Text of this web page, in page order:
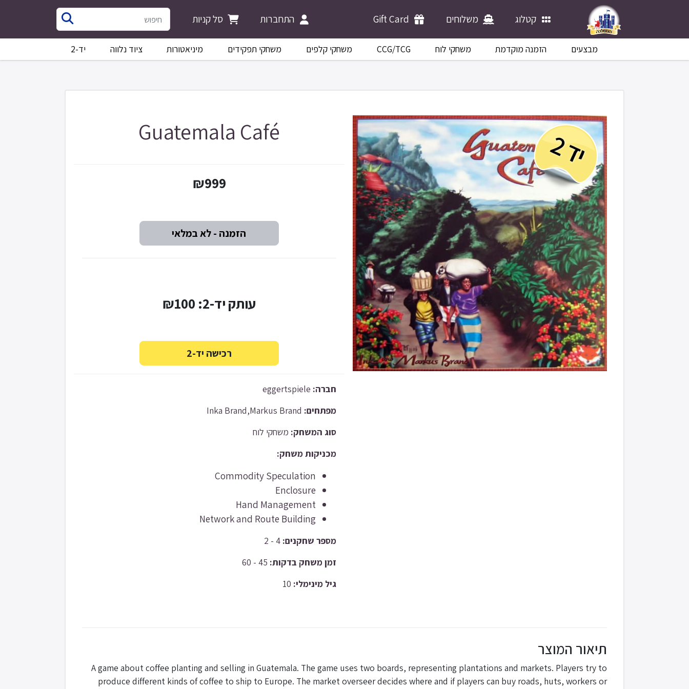
קטלוג משלוחים Gift Card התחברות סל קניות
מבצעים הזמנה מוקדמת משחקי לוח CCG/TCG משחקי קלפים משחקי תפקידים מיניאטורות ציוד נלווה יד-2
Guatemala Café
₪999
עותק יד-2: ₪100
חברה:
מפתחים:
סוג המשחק: משחקי לוח
מכניקות משחק:
Commodity Speculation
Enclosure
Hand Management
Network and Route Building
מספר שחקנים:
זמן משחק בדקות:
גיל מינימלי:
תיאור המוצר
A game about coffee planting and selling in Guatemala. The game uses two boards, representing plantations and markets. Players try to
produce different kinds of coffee to ship to Europe. The market overseer decides where and if players can buy roads, huts, workers or